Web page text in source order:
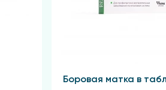
Боровая матка в